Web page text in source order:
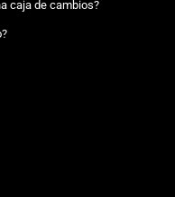
caja de cambios?